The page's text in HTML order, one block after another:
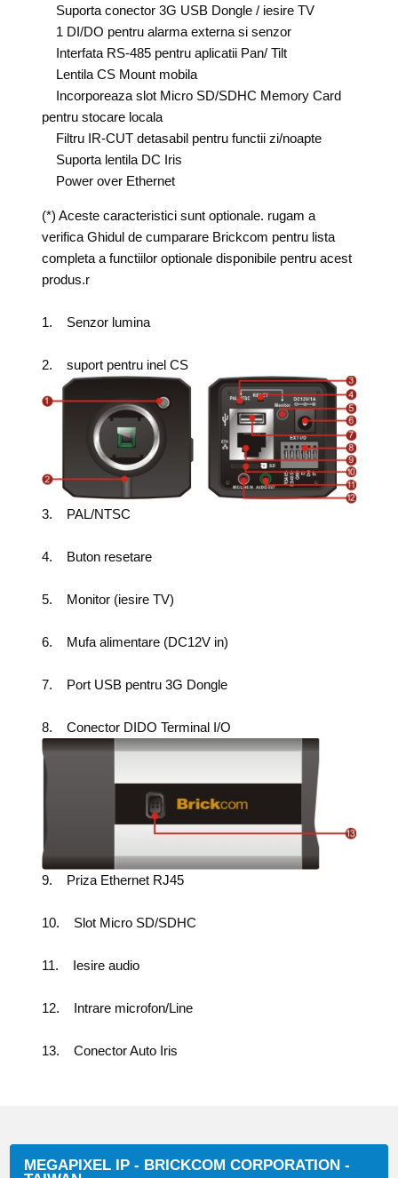
Suporta conector 3G USB Dongle / iesire TV
1 DI/DO pentru alarma externa si senzor
Interfata RS-485 pentru aplicatii Pan/ Tilt
Lentila CS Mount mobila
Incorporeaza slot Micro SD/SDHC Memory Card
pentru stocare locala
Filtru IR-CUT detasabil pentru functii zi/noapte
Suporta lentila DC Iris
Power over Ethernet
(*) Aceste caracteristici sunt optionale. rugam a
verifica Ghidul de cumparare Brickcom pentru lista
completa a functiilor optionale disponibile pentru acest
produs.r
1. Senzor lumina
2. suport pentru inel CS
3. PAL/NTSC
4. Buton resetare
5. Monitor (iesire TV)
6. Mufa alimentare (DC12V in)
7. Port USB pentru 3G Dongle
8. Conector DIDO Terminal I/O
9. Priza Ethernet RJ45
10. Slot Micro SD/SDHC
11. Iesire audio
12. Intrare microfon/Line
13. Conector Auto Iris
MEGAPIXEL IP - BRICKCOM CORPORATION -